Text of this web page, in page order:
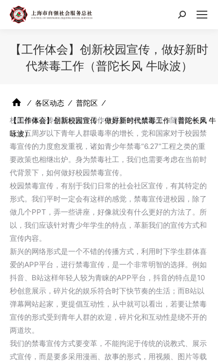
搜
【工作体会】创新校园宣传，做好新时
代禁毒工作（普陀长风 牛咏波）
⁄ 各区动态 ⁄ 普陀区 ⁄
【工作体会】创新校园宣传，做好新时代禁毒工作（普陀长风 牛
咏波）
校园禁毒宣传是我们宣传工作中重要的组成部分，随着近年来
三十五周岁以下青年人群吸毒率的增长，党和国家对于校园禁
毒宣传的力度愈发重视，诸如青少年禁毒“6.27”工程之类的重
要政策也相继出炉。身为禁毒社工，我们也需要考虑在当前时
代背景下，如何做好校园禁毒宣传。
校园禁毒宣传，有别于我们日常的社会社区宣传，有其特定的
形式。我们平时一定会有这样的感觉，禁毒宣传进校园，除了
做几个PPT，弄一些讲座，好像就没有什么更好的方法了。所
以，我们应该针对青少年学生的特点，革新我们的宣传方式和
宣传内容。
新兴的网络形式是一个不错的传播方式，利用时下学生群体喜
爱的APP平台，进行禁毒宣传，是一个非常明智的选择。例如
抖音、B站这样年轻人较为青睐的APP平台，抖音的特点是10
秒创意展示，碎片化的娱乐符合时下快节奏的生活；而B站以
弹幕网站起家，更提倡互动性，从中就可以看出，若要让禁毒
宣传的形式受到青年人群的欢迎，碎片化和互动性是绕不开的
两道坎。
我们的禁毒宣传方式要变革，不能拘泥于传统的说教式、展示
式宣传，而是要多采用漫画、故事的形式，用视频、图片等载